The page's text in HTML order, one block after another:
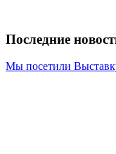
Последние
Мы посетили